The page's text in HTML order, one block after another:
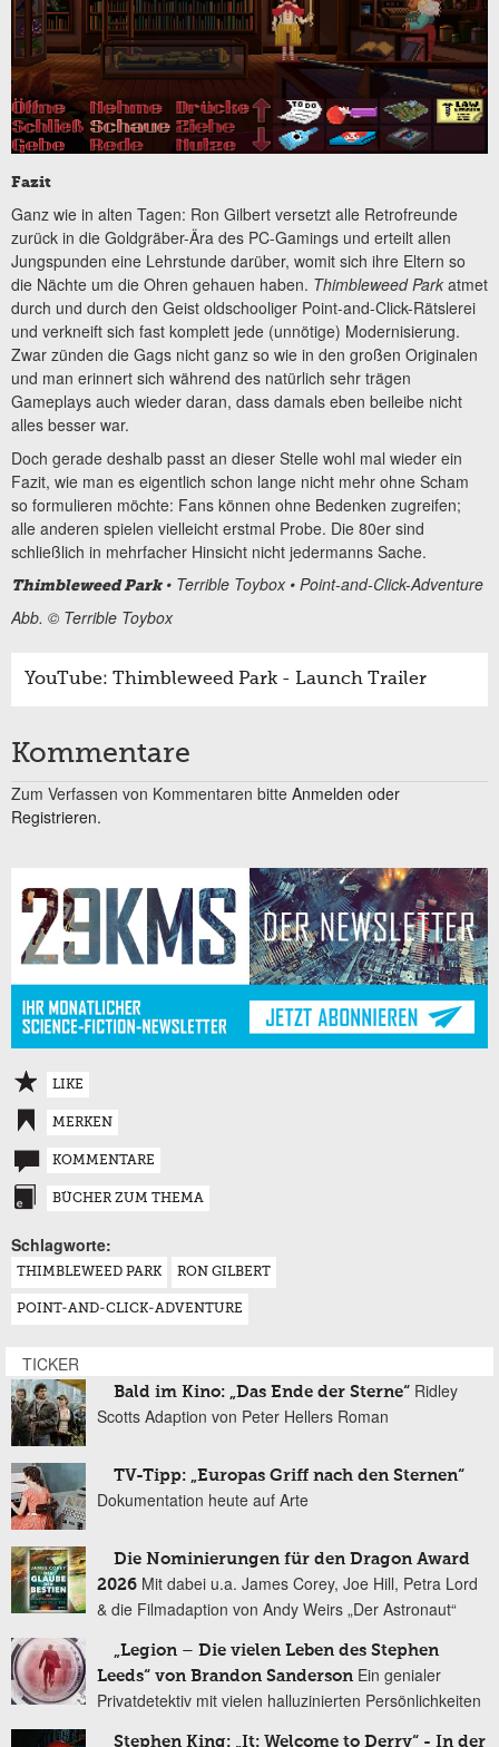
Fazit
Ganz wie in alten Tagen: Ron Gilbert versetzt alle Retrofreunde
zurück in die Goldgräber-Ära des PC-Gamings und erteilt allen
Jungspunden eine Lehrstunde darüber, womit sich ihre Eltern so
die Nächte um die Ohren gehauen haben. Thimbleweed Park atmet
durch und durch den Geist oldschooliger Point-and-Click-Rätslerei
und verkneift sich fast komplett jede (unnötige) Modernisierung.
Zwar zünden die Gags nicht ganz so wie in den großen Originalen
und man erinnert sich während des natürlich sehr trägen
Gameplays auch wieder daran, dass damals eben beileibe nicht
alles besser war.
Doch gerade deshalb passt an dieser Stelle wohl mal wieder ein
Fazit, wie man es eigentlich schon lange nicht mehr ohne Scham
so formulieren möchte: Fans können ohne Bedenken zugreifen;
alle anderen spielen vielleicht erstmal Probe. Die 80er sind
schließlich in mehrfacher Hinsicht nicht jedermanns Sache.
Thimbleweed Park• Terrible Toybox • Point-and-Click-Adventure
Abb. © Terrible Toybox
YouTube: Thimbleweed Park - Launch Trailer
Kommentare
Zum Verfassen von Kommentaren bitte Anmelden oder
Registrieren.
LIKE
MERKEN
KOMMENTARE
BÜCHER ZUM THEMA
Schlagworte:
THIMBLEWEED PARK RON GILBERT
POINT-AND-CLICK-ADVENTURE
TICKER
Bald im Kino: „Das Ende der Sterne“ Ridley
Scotts Adaption von Peter Hellers Roman
TV-Tipp: „Europas Griff nach den Sternen“
Dokumentation heute auf Arte
Die Nominierungen für den Dragon Award
2026 Mit dabei u.a. James Corey, Joe Hill, Petra Lord
& die Filmadaption von Andy Weirs „Der Astronaut“
„Legion – Die vielen Leben des Stephen
Leeds“ von Brandon Sanderson Ein genialer
Privatdetektiv mit vielen halluzinierten Persönlichkeiten
Stephen King: „It: Welcome to Derry“ - In der